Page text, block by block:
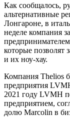
Как сообщалось,
альтернативные
Лонгароне, в
неделе компания
которые позволят
и их ноу-хау.
Компания Thelios
предприятия
2021 году LVMH
предприятием,
долю Marcolin в